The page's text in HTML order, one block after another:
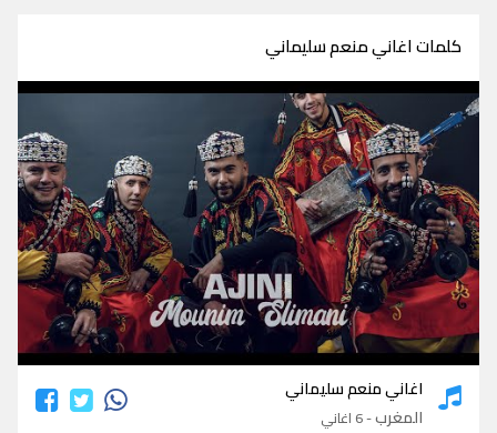
كلمات اغاني منعم سليماني
كلمات اغاني منعم سليماني
اغاني منعم سليماني
المغرب- 6 اغاني